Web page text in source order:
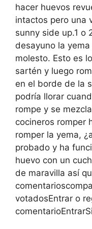
hacer huevos
intactos pero una
sunny side up.1 o
desayuno la
molesto. Esto es
sartén y luego
en el borde de la
podría llorar
rompe y se
cocineros romper
romper la yema,
probado y ha
huevo con un
de maravilla así
votadosEntrar o